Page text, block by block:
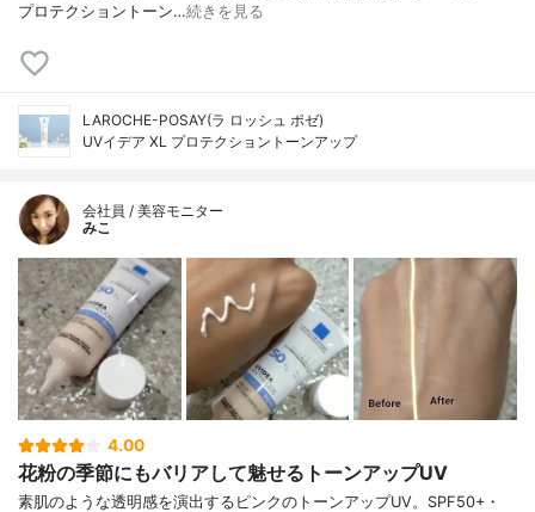
プロテクショントーン…続きを見る
LAROCHE-POSAY(ラ ロッシュ ポゼ)
UVイデア XL プロテクショントーンアップ
会社員 / 美容モニター
みこ
4.00
花粉の季節にもバリアして魅せるトーンアップUV
素肌のような透明感を演出するピンクのトーンアップUV。SPF50+・